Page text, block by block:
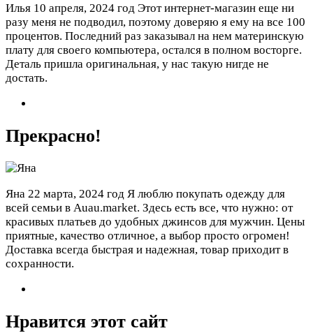
Илья 10 апреля, 2024 год Этот интернет-магазин еще ни
разу меня не подводил, поэтому доверяю я ему на все 100
процентов. Последний раз заказывал на нем материнскую
плату для своего компьютера, остался в полном восторге.
Деталь пришла оригинальная, у нас такую нигде не
достать.
Прекрасно!
Яна 22 марта, 2024 год Я люблю покупать одежду для
всей семьи в Auau.market. Здесь есть все, что нужно: от
красивых платьев до удобных джинсов для мужчин. Цены
приятные, качество отличное, а выбор просто огромен!
Доставка всегда быстрая и надежная, товар приходит в
сохранности.
Нравится этот сайт